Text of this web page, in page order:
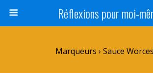
Réflexions pour moi-
Marqueurs › Sauce